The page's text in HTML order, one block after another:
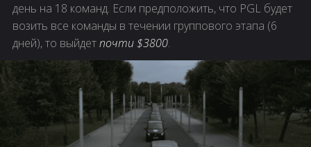
день на 18 команд. Если предположить, что PGL будет
возить все команды в течении группового этапа (6
дней), то выйдетпочти $3800.